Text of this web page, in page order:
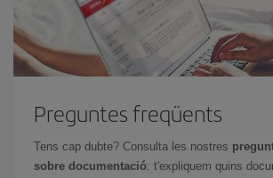
Preguntes freqüents
Tens cap dubte? Consulta les nostres
sobre documentació: t'expliquem quins